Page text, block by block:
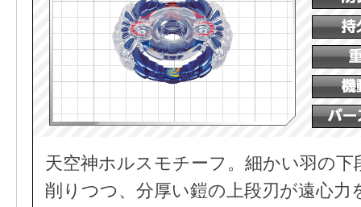
天空神ホルスモチーフ。細かい羽の
削りつつ、分厚い鎧の上段刃が遠心